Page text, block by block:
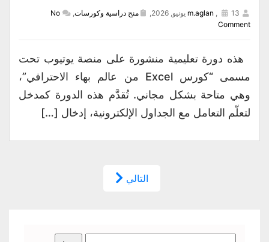
m.aglan , 13 يونيو, 2026, منح دراسية وكورسات,
No
Comment
هذه دورة تعليمية منشورة على منصة يوتيوب تحت
مسمى “كورس Excel من عالم بهاء الاحترافي”،
وهي متاحة بشكل مجاني. تُقدَّم هذه الدورة كمدخل
لتعلّم التعامل مع الجداول الإلكترونية، إدخال […]
التالي